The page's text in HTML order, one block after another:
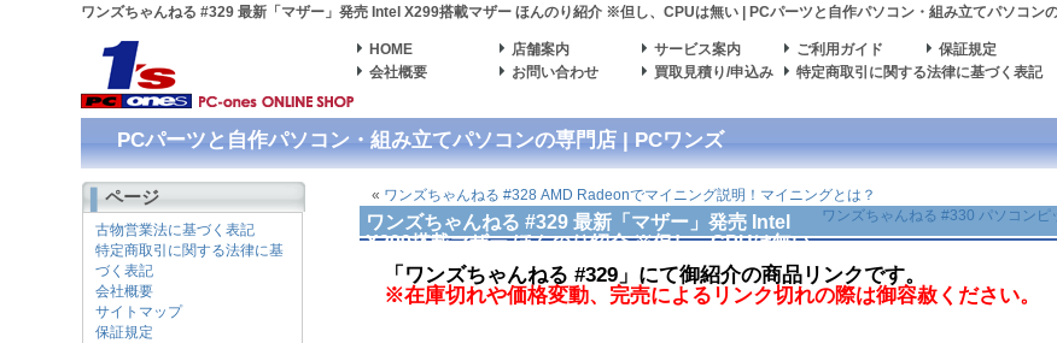
ワンズちゃんねる #329 最新「マザー」発売 Intel X299搭載マザー ほんのり紹介 ※但し、CPUは無い | PCパーツと自作パソコン・組み立てパソコン
HOME 店舗案内 サービス案内 ご利用ガイド 保証規定
会社概要
お問い合わせ 買取見積り/申込み 特定商取引に関する法律に基づく表記
PCパーツと自作パソコン・組み立てパソコンの専門店 | PCワンズ
ページ
古物営業法に基づく表記
特定商取引に関する法律に基
づく表記
会社概要
サイトマップ
保証規定
« ワンズちゃんねる #328 AMD Radeonでマイニング説明！マイニングとは？
ワンズちゃんねる #330 パソコンピ
ワンズちゃんねる #329 最新「マザー」発売 Intel
X299搭載マザー ほんのり紹介 ※但し、CPUは無い
「ワンズちゃんねる #329」にて御紹介の商品リンクです。
※在庫切れや価格変動、完売によるリンク切れの際は御容赦ください。